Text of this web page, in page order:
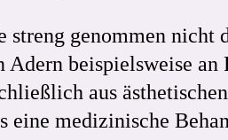
genommen nicht
Adern beispielsweise
aus
eine medizinische